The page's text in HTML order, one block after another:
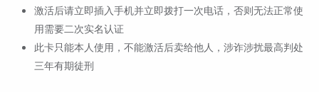
激活后请立即插入手机并立即拨打一次电话，否则无法正常使
用需要二次实名认证
此卡只能本人使用，不能激活后卖给他人，涉诈涉扰最高判处
三年有期徒刑